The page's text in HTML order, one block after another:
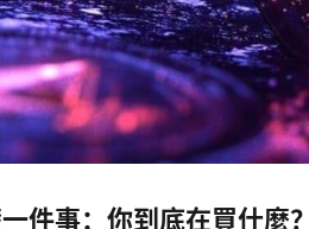
件事：你到底在買什麼